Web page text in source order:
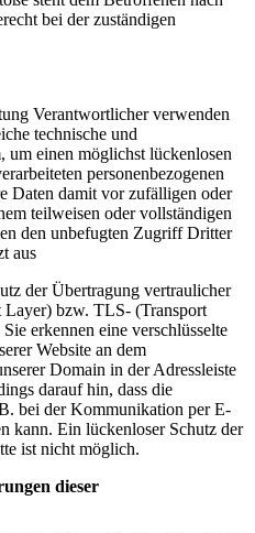
bei der zuständigen
Verantwortlicher verwenden
technische und
um einen möglichst lückenlosen
personenbezogenen
Daten damit vor zufälligen oder
teilweisen oder vollständigen
den unbefugten Zugriff Dritter
aus
der Übertragung vertraulicher
Layer) bzw. TLS- (Transport
erkennen eine verschlüsselte
Website an dem
Domain in der Adressleiste
darauf hin, dass die
bei der Kommunikation per E-
kann. Ein lückenloser Schutz der
ist nicht möglich.
dieser